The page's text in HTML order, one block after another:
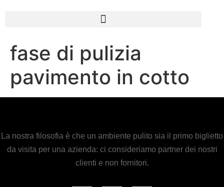
fase di pulizia
pavimento in cotto
La nostra filosofia è che un ambiente pulito sia il primo biglietto
da visita per una azienda: ci consideriamo partner dei nostri
clienti e non fornitori.